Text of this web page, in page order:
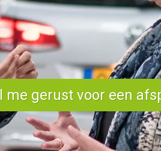
gerust voor een